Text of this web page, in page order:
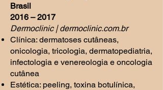
Brasil
2016 – 2017
Dermoclinic | dermoclinic.com.br
Clínica: dermatoses cutâneas,
onicologia, tricologia, dermatopediatria,
infectologia e venereologia e oncologia
cutânea
Estética: peeling, toxina botulínica,